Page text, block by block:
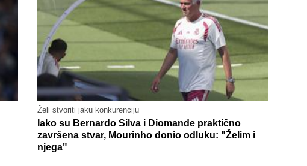
Želi stvoriti jaku konkurenciju
Iako su Bernardo Silva i Diomande praktično
završena stvar, Mourinho donio odluku: "Želim i
njega"